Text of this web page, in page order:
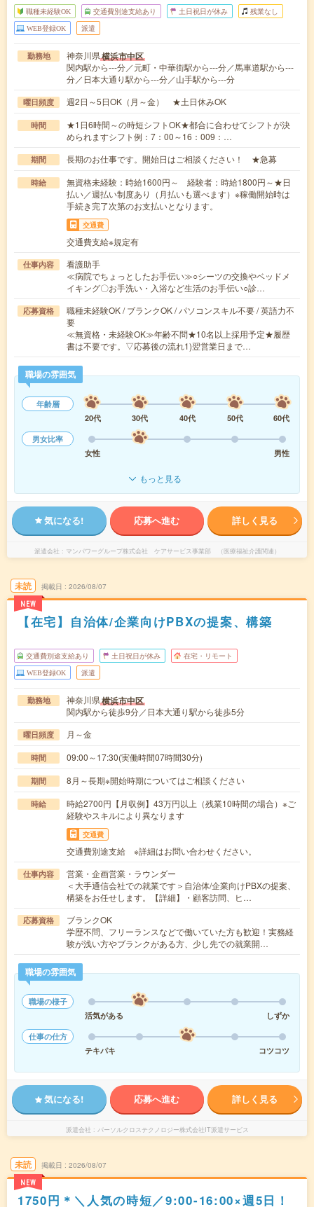
職種未経験OK 交通費別途支給あり 土日祝日が休み 残業なし
WEB登録OK 派遣
勤務地 神奈川県横浜市中区
関内駅から---分／元町・中華街駅から---分／馬車道駅から---
分／日本大通り駅から---分／山手駅から---分
曜日頻度 週2日～5日OK（月～金） ★土日休みOK
時間
★1日6時間～の時短シフトOK★都合に合わせてシフトが決
められますシフト例：7：00～16：009：…
期間 長期のお仕事です。開始日はご相談ください！ ★急募
時給
無資格未経験：時給1600円～ 経験者：時給1800円～★日
払い／週払い制度あり（月払いも選べます）※稼働開始時は
手続き完了次第のお支払いとなります。
交通費
交通費支給※規定有
仕事内容
看護助手
≪病院でちょっとしたお手伝い≫○シーツの交換やベッドメ
イキング〇お手洗い・入浴など生活のお手伝い○診…
応募資格
職種未経験OK / ブランクOK / パソコンスキル不要 / 英語力不
要
≪無資格・未経験OK≫年齢不問★10名以上採用予定★履歴
書は不要です。▽応募後の流れ1)翌営業日まで…
職場の雰囲気
年齢層
20代
30代 40代 50代
60代
男女比率
女性
男性
もっと見る
気になる! 応募へ進む 詳しく見る
派遣会社 マンパワーグループ株式会社 ケアサービス事業部 （医療福祉介護関連）
未読
NEW
掲載日 2026/08/07
【在宅】自治体/企業向けPBXの提案、構築
交通費別途支給あり 土日祝日が休み 在宅・リモート
WEB登録OK 派遣
勤務地 神奈川県横浜市中区
関内駅から徒歩9分／日本大通り駅から徒歩5分
曜日頻度 月～金
時間 09:00～17:30(実働時間07時間30分)
期間 8月～長期※開始時期についてはご相談ください
時給
時給2700円【月収例】43万円以上（残業10時間の場合）※ご
経験やスキルにより異なります
交通費
交通費別途支給 ※詳細はお問い合わせください。
仕事内容
営業・企画営業・ラウンダー
＜大手通信会社での就業です＞自治体/企業向けPBXの提案、
構築をお任せします。【詳細】・顧客訪問、ヒ…
応募資格
ブランクOK
学歴不問、フリーランスなどで働いていた方も歓迎！実務経
験が浅い方やブランクがある方、少し先での就業開…
職場の雰囲気
職場の様子
活気がある
しずか
仕事の仕方
テキパキ
コツコツ
気になる! 応募へ進む 詳しく見る
派遣会社 パーソルクロステクノロジー株式会社IT派遣サービス
未読
NEW
掲載日 2026/08/07
1750円＊＼人気の時短／9:00-16:00×週5日！